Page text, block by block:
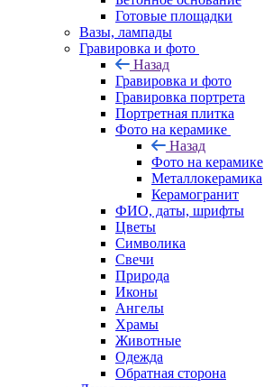
Готовые площадки
Вазы, лампады
Гравировка и фото
Назад
Гравировка и фото
Гравировка портрета
Портретная плитка
Фото на керамике
Назад
Фото на керамике
Металлокерамика
Керамогранит
ФИО, даты, шрифты
Цветы
Символика
Свечи
Природа
Иконы
Ангелы
Храмы
Животные
Одежда
Обратная сторона